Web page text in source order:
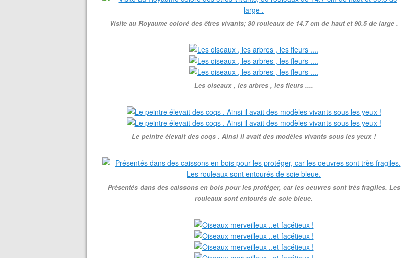
Visite au Royaume coloré des êtres vivants; 30 rouleaux de 14.7 cm de haut et 90.5 de large .
Les oiseaux , les arbres , les fleurs ....
Le peintre élevait des coqs . Ainsi il avait des modèles vivants sous les yeux !
Présentés dans des caissons en bois pour les protéger, car les oeuvres sont très fragiles. Les
rouleaux sont entourés de soie bleue.